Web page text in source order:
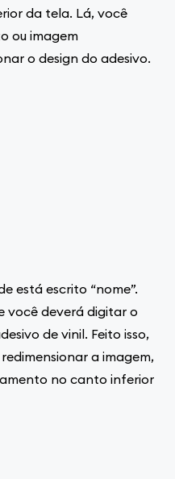
da tela. Lá, você
ou imagem
o design do adesivo.
está escrito “nome”.
você deverá digitar o
de vinil. Feito isso,
a imagem,
no canto inferior